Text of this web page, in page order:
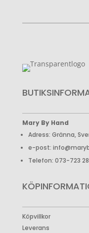
Mary By Hand
Adress: Gränna,
e-post:
Telefon: 073-723 28
Köpvillkor
Leverans